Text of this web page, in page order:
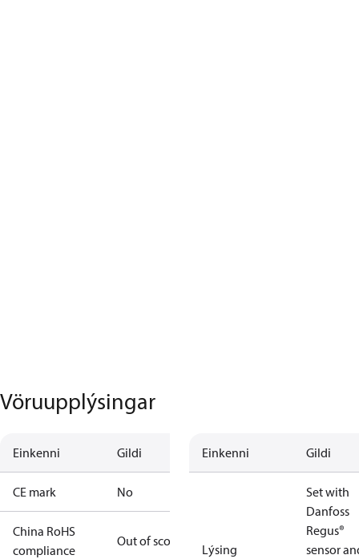
Vöruupplýsingar
Einkenni Gildi
CE mark No
China RoHS
compliance
Out of scope
Einkenni Gildi
Lýsing
Set with
Danfoss
Regus®
sensor